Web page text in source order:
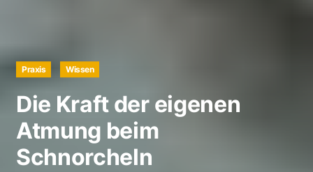
Praxis Wissen
Die Kraft der eigenen
Atmung beim
Schnorcheln